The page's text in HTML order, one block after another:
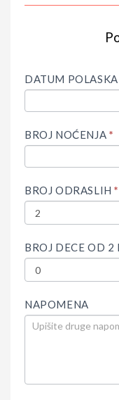
DATUM
BROJ NOĆENJA *
BROJ ODRASLIH*
BROJ DECE OD
NAPOMENA
HUMAN,
THIS
BLANK.